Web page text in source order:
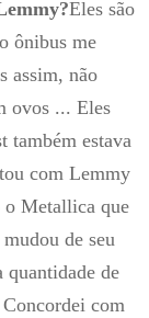
Eles são
ônibus me
assim, não
ovos ... Eles
também estava
com Lemmy
o Metallica que
de seu
quantidade de
Concordei com